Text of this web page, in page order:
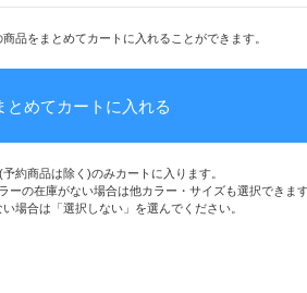
品をまとめてカートに入れることができます。
とめてカートに入れる
予約商品は除く)のみカートに入ります。
ーの在庫がない場合は他カラー・サイズも選択できま
場合は「選択しない」を選んでください。